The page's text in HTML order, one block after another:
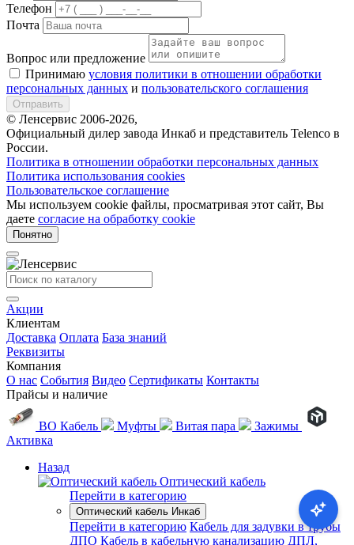
Телефон
Почта
Вопрос или предложение
Принимаю условия политики в отношении обработки
персональных данных и пользовательского соглашения
Отправить
© Ленсервис 2006-2026,
Официальный дилер завода Инкаб и представитель Telenco в
России.
Политика в отношении обработки персональных данных
Политика использования cookies
Пользовательское соглашение
Мы используем cookie файлы, просматривая этот сайт, Вы
даете согласие на обработку cookie
Понятно
Акции
Клиентам
Доставка Оплата База знаний
Реквизиты
Компания
О нас События Видео Сертификаты Контакты
Прайсы и наличие
ВО Кабель Муфты Витая пара
Зажимы
Активка
Назад
Оптический кабель
Перейти в категорию
Оптический кабель Инкаб
Перейти в категорию Кабель для задувки в трубы
ДПО Кабель в кабельную канализацию ДПЛ,